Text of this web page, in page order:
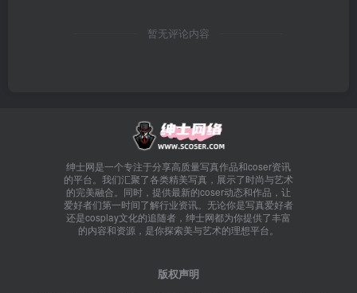
暂无评论内容
绅士网是一个专注于分享高质量写真作品和coser资讯
的平台。我们汇聚了各类精美写真，展示了时尚与艺术
的完美融合。同时，提供最新的coser动态和作品，让
爱好者们第一时间了解行业资讯。无论你是写真爱好者
还是cosplay文化的追随者，绅士网都为你提供了丰富
的内容和资源，是你探索美与艺术的理想平台。
版权声明